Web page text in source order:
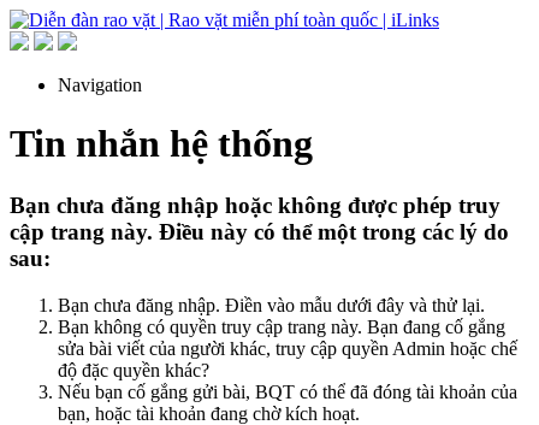
Navigation
Tin nhắn hệ thống
Bạn chưa đăng nhập hoặc không được phép truy
cập trang này. Điều này có thể một trong các lý do
sau:
Bạn chưa đăng nhập. Điền vào mẫu dưới đây và thử lại.
Bạn không có quyền truy cập trang này. Bạn đang cố gắng
sửa bài viết của người khác, truy cập quyền Admin hoặc chế
độ đặc quyền khác?
Nếu bạn cố gắng gửi bài, BQT có thể đã đóng tài khoản của
bạn, hoặc tài khoản đang chờ kích hoạt.